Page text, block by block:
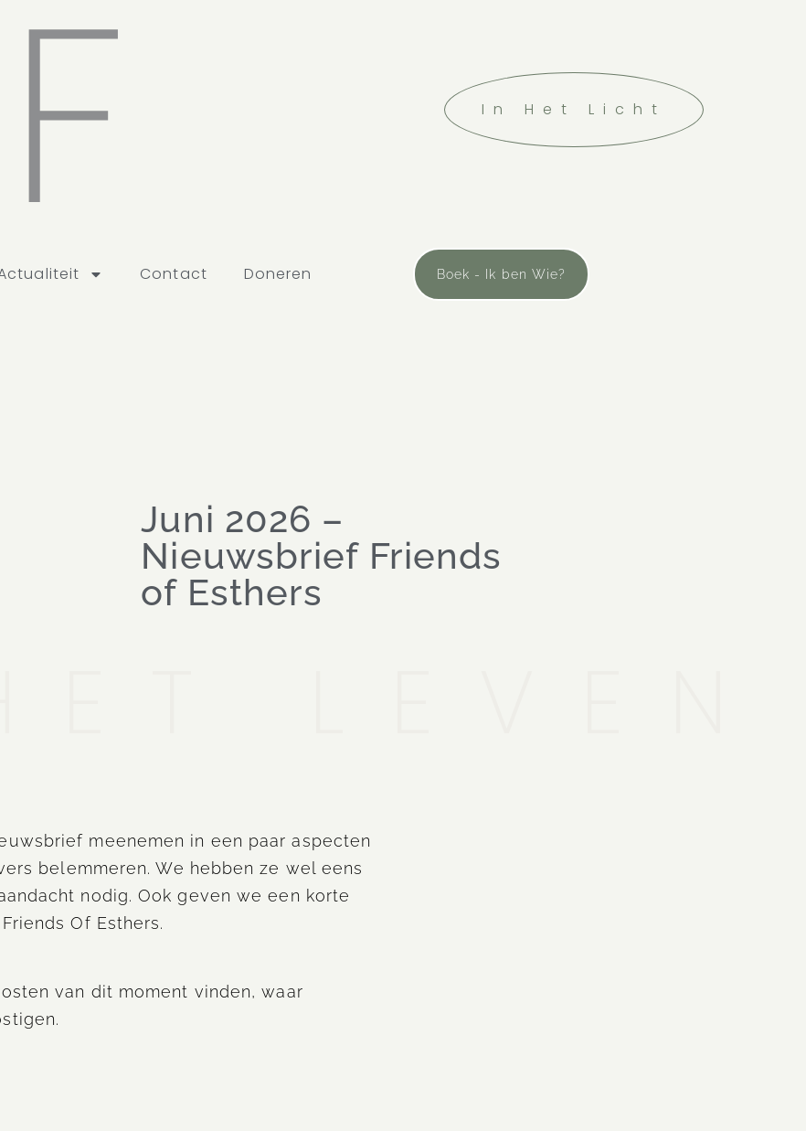
In Het Licht
Contact Doneren Boek - Ik ben Wie?
Juni 2026 –
Nieuwsbrief Friends
of Esthers
LEVEN
meenemen in een paar aspecten
belemmeren. We hebben ze wel eens
nodig. Ook geven we een korte
Of Esthers.
van dit moment vinden, waar